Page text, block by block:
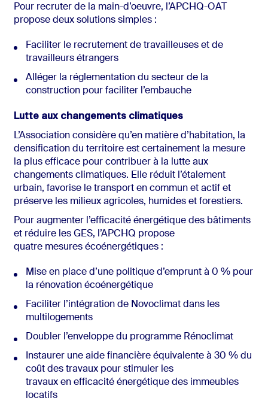
Pour recruter de la main-d’oeuvre, l’APCHQ-OAT
propose deux solutions simples :
Faciliter le recrutement de travailleuses et de
travailleurs étrangers
Alléger la réglementation du secteur de la
construction pour faciliter l’embauche
Lutte aux changements climatiques
L’Association considère qu’en matière d’habitation, la
densification du territoire est certainement la mesure
la plus efficace pour contribuer à la lutte aux
changements climatiques. Elle réduit l’étalement
urbain, favorise le transport en commun et actif et
préserve les milieux agricoles, humides et forestiers.
Pour augmenter l’efficacité énergétique des bâtiments
et réduire les GES, l’APCHQ propose
quatre mesures écoénergétiques :
Mise en place d’une politique d’emprunt à 0 % pour
la rénovation écoénergétique
Faciliter l’intégration de Novoclimat dans les
multilogements
Doubler l’enveloppe du programme Rénoclimat
Instaurer une aide financière équivalente à 30 % du
coût des travaux pour stimuler les
travaux en efficacité énergétique des immeubles
locatifs